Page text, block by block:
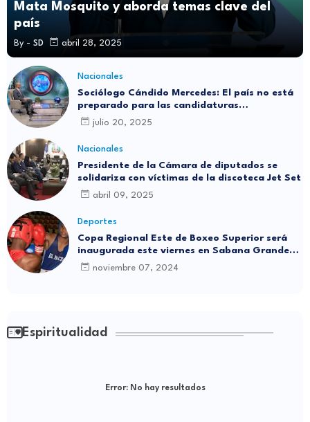
Mata Mosquito y aborda temas clave del
país
By - SD abril 28, 2025
Nacionales
Sociólogo Cándido Mercedes: El país no está
preparado para las candidaturas
independientes
julio 20, 2025
Nacionales
Presidente de la Cámara de diputados se
solidariza con víctimas de la discoteca Jet Set
abril 09, 2025
Deportes
Copa Regional Este de Boxeo Superior será
inaugurada este viernes en Sabana Grande
de Boyá
noviembre 07, 2024
Espiritualidad
Error:No hay resultados